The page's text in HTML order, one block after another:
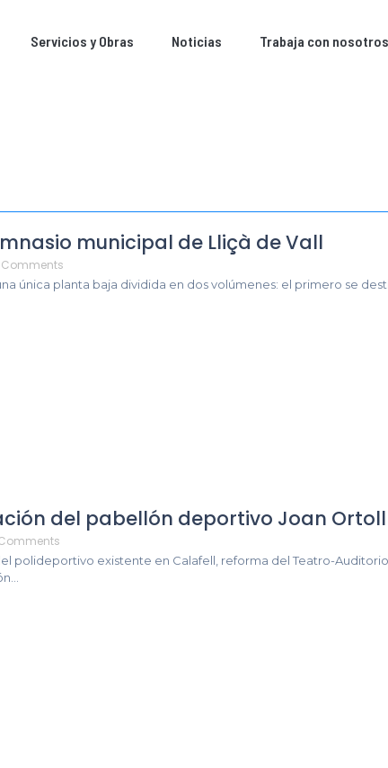
Servicios y Obras Noticias Trabaja con nosotros
municipal de Lliçà de Vall
Comments
única planta baja dividida en dos volúmenes: el primero se
del pabellón deportivo Joan Ortoll
polideportivo existente en Calafell, reforma del Teatro-